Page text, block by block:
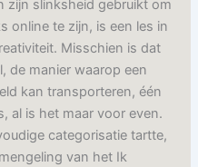
zijn slinksheid gebruikt om
online te zijn, is een les in
Misschien is dat
de manier waarop een
kan transporteren, één
al is het maar voor even.
categorisatie tartte,
van het Ik